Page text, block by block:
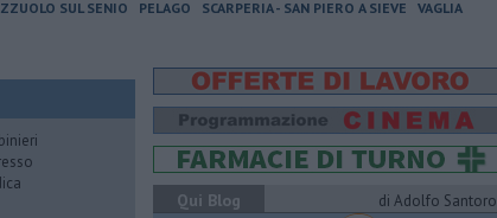
SUL SENIO PELAGO SCARPERIA - SAN PIERO A SIEVE
VAGLIA
Qui Blog
di Adolfo Santoro